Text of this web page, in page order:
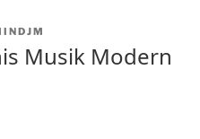
Musik Modern